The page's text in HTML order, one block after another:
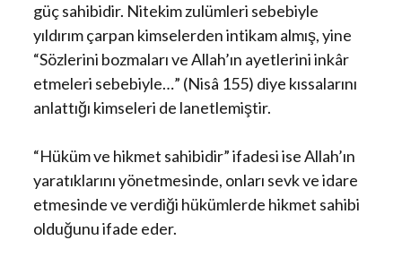
güç sahibidir. Nitekim zulümleri sebebiyle
yıldırım çarpan kimselerden intikam almış, yine
“Sözlerini bozmaları ve Allah’ın ayetlerini inkâr
etmeleri sebebiyle…” (Nisâ 155) diye kıssalarını
anlattığı kimseleri de lanetlemiştir.
“Hüküm ve hikmet sahibidir” ifadesi ise Allah’ın
yaratıklarını yönetmesinde, onları sevk ve idare
etmesinde ve verdiği hükümlerde hikmet sahibi
olduğunu ifade eder.